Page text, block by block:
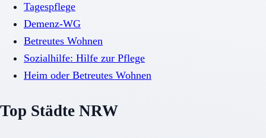
Tagespflege
Demenz-WG
Betreutes Wohnen
Sozialhilfe: Hilfe zur Pflege
Heim oder Betreutes Wohnen
Top Städte NRW